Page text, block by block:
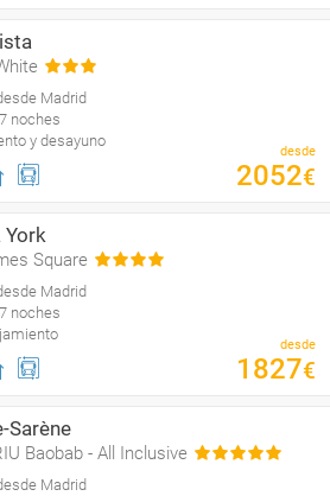
Madrid
noches
y desayuno
desde
2052€
York
Square
Madrid
noches
desde
1827€
Sarène
Baobab - All Inclusive
Madrid